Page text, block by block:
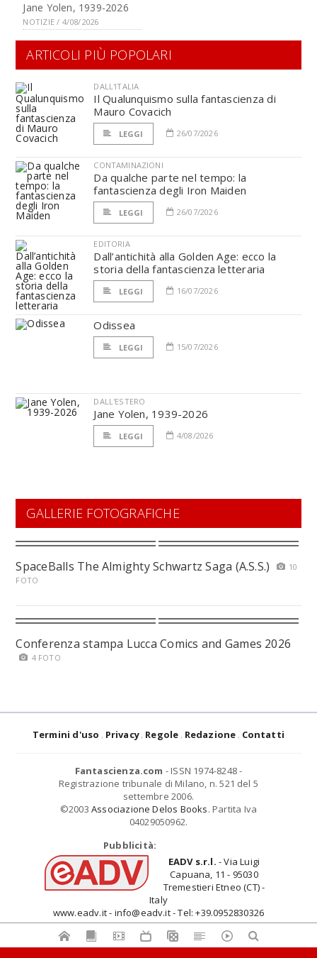
Jane Yolen, 1939-2026
NOTIZIE / 4/08/2026
ARTICOLI PIÙ POPOLARI
DALL'ITALIA
Il Qualunquismo sulla fantascienza di
Mauro Covacich
LEGGI 26/07/2026
CONTAMINAZIONI
Da qualche parte nel tempo: la
fantascienza degli Iron Maiden
LEGGI 26/07/2026
EDITORIA
Dall’antichità alla Golden Age: ecco la
storia della fantascienza letteraria
LEGGI 16/07/2026
Odissea
LEGGI 15/07/2026
DALL'ESTERO
Jane Yolen, 1939-2026
LEGGI 4/08/2026
GALLERIE FOTOGRAFICHE
SpaceBalls The Almighty Schwartz Saga (A.S.S.)
10
FOTO
Conferenza stampa Lucca Comics and Games 2026
4 FOTO
Termini d'uso Privacy Regole Redazione Contatti
Fantascienza.com - ISSN 1974-8248 -
Registrazione tribunale di Milano, n. 521 del 5
settembre 2006.
©2003 Associazione Delos Books. Partita Iva
04029050962.
Pubblicità:
EADV s.r.l. - Via Luigi
Capuana, 11 - 95030
Tremestieri Etneo (CT) -
Italy
www.eadv.it - info@eadv.it - Tel: +39.0952830326